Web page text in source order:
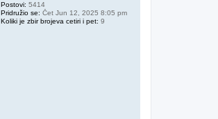
Postovi: 5414
Pridružio se: Čet Jun 12, 2025 8:05 pm
Koliki je zbir brojeva cetiri i pet: 9